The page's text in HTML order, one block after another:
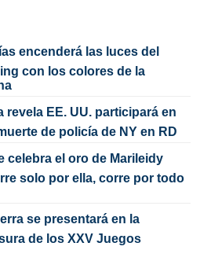
encenderá las luces del
con los colores de la
revela EE. UU. participará en
de policía de NY en RD
celebra el oro de Marileidy
solo por ella, corre por todo
se presentará en la
de los XXV Juegos